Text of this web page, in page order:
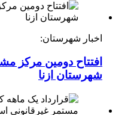
اخبار شهرستان:
افتتاح دومین مرکز
شهرستان ازنا